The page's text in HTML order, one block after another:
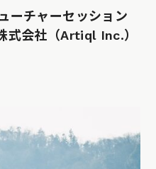
ーチャーセッション
式会社（Artiql Inc.）